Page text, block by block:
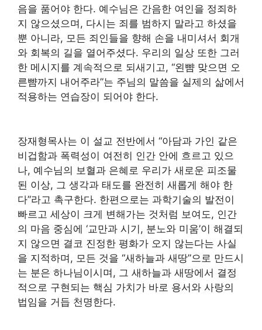
음을 품어야 한다. 예수님은 간음한 여인을 정죄하
지 않으셨으며, 다시는 죄를 범하지 말라고 하셨을
뿐 아니라, 모든 죄인들을 향해 손을 내미셔서 회개
와 회복의 길을 열어주셨다. 우리의 일상 또한 그러
한 메시지를 계속적으로 되새기고, “왼뺨 맞으면 오
른뺨까지 내어주라”는 주님의 말씀을 실제의 삶에서
적용하는 연습장이 되어야 한다.
장재형목사는 이 설교 전반에서 “아담과 가인 같은
비겁함과 폭력성이 여전히 인간 안에 흐르고 있으
나, 예수님의 보혈과 은혜로 우리가 새로운 피조물
된 이상, 그 생각과 태도를 완전히 새롭게 해야 한
다”라고 촉구한다. 한편으로는 과학기술의 발전이
빠르고 세상이 크게 변해가는 것처럼 보여도, 인간
의 마음 중심에 ‘교만과 시기, 분노와 미움’이 해결되
지 않으면 결코 진정한 평화가 오지 않는다는 사실
을 지적하며, 모든 것을 “새하늘과 새땅”으로 만드시
는 분은 하나님이시며, 그 새하늘과 새땅에서 결정
적으로 구현되는 핵심 가치가 바로 용서와 사랑의
법임을 거듭 천명한다.